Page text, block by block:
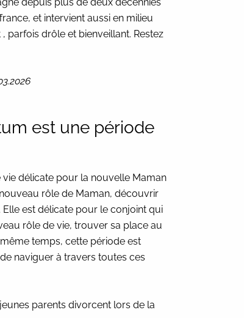
et intervient aussi en milieu
parfois drôle et bienveillant. Restez
est une période
délicate pour la nouvelle Maman
rôle de Maman, découvrir
est délicate pour le conjoint qui
rôle de vie, trouver sa place au
temps, cette période est
naviguer à travers toutes ces
parents divorcent lors de la